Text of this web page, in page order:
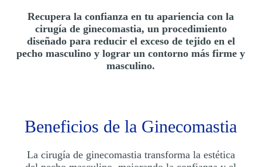
Recupera la confianza en tu apariencia con la
cirugía de ginecomastia, un procedimiento
diseñado para reducir el exceso de tejido en el
pecho masculino y lograr un contorno más firme y
masculino.
Beneficios de la Ginecomastia
La cirugía de ginecomastia transforma la estética